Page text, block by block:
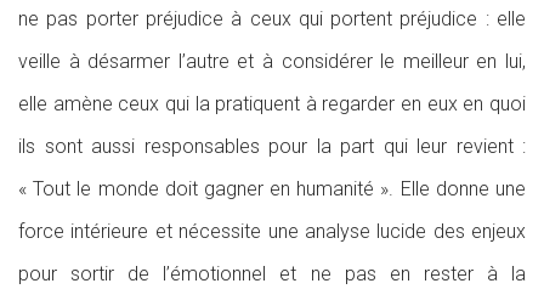
ne pas porter préjudice à ceux qui portent préjudice : elle
veille à désarmer l’autre et à considérer le meilleur en lui,
elle amène ceux qui la pratiquent à regarder en eux en quoi
ils sont aussi responsables pour la part qui leur revient :
« Tout le monde doit gagner en humanité ». Elle donne une
force intérieure et nécessite une analyse lucide des enjeux
pour sortir de l’émotionnel et ne pas en rester à la